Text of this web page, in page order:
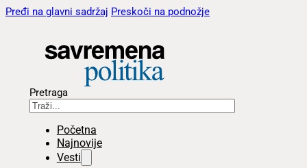
Pređi na glavni sadržaj Preskoči na podnožje
Pretraga
Početna
Najnovije
Vesti